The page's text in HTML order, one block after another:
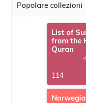
Popolare collezioni
List of
from the
Quran
-
114